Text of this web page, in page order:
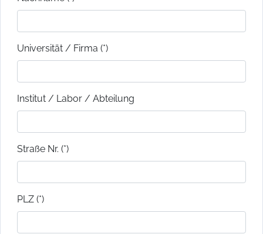
Universität / Firma (*)
Institut / Labor / Abteilung
Straße Nr. (*)
PLZ (*)